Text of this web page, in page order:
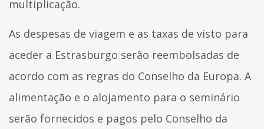
multiplicação.
As despesas de viagem e as taxas de visto para
aceder a Estrasburgo serão reembolsadas de
acordo com as regras do Conselho da Europa. A
alimentação e o alojamento para o seminário
serão fornecidos e pagos pelo Conselho da